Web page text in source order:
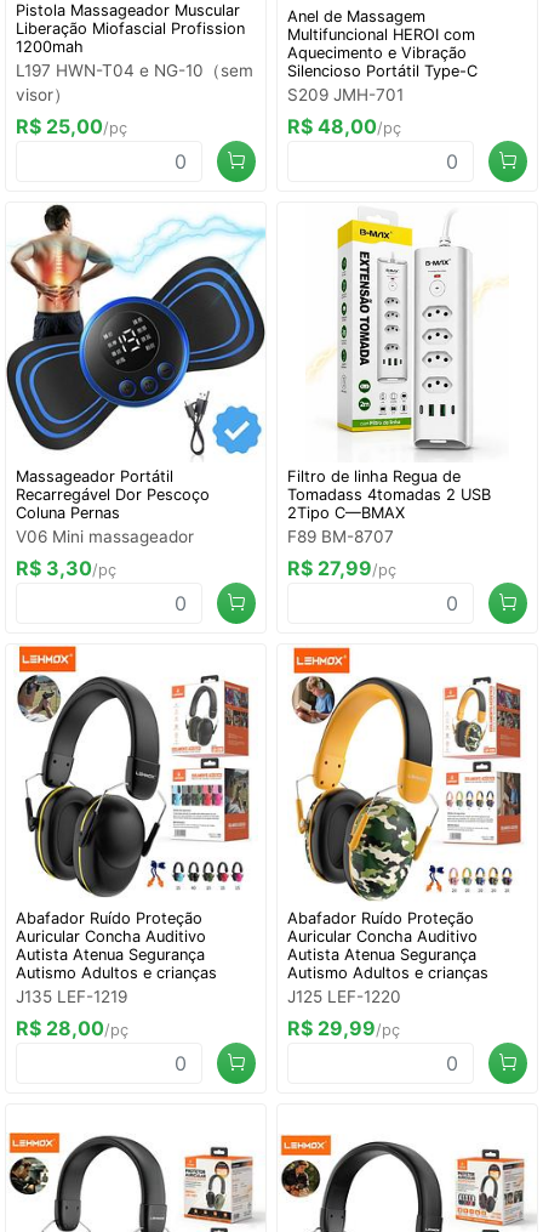
Pistola Massageador Muscular
Liberação Miofascial Profission
1200mah
L197 HWN-T04 e NG-10（sem
visor）
R$ 25,00/pç
Anel de Massagem
Multifuncional HEROI com
Aquecimento e Vibração
Silencioso Portátil Type-C
S209 JMH-701
R$ 48,00/pç
Massageador Portátil
Recarregável Dor Pescoço
Coluna Pernas
V06 Mini massageador
R$ 3,30/pç
Filtro de linha Regua de
Tomadass 4tomadas 2 USB
2Tipo C—BMAX
F89 BM-8707
R$ 27,99/pç
Abafador Ruído Proteção
Auricular Concha Auditivo
Autista Atenua Segurança
Autismo Adultos e crianças
J135 LEF-1219
R$ 28,00/pç
Abafador Ruído Proteção
Auricular Concha Auditivo
Autista Atenua Segurança
Autismo Adultos e crianças
J125 LEF-1220
R$ 29,99/pç